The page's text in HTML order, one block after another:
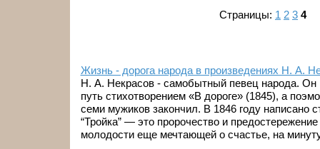
Страницы: 1 2 3 4
Жизнь - дорога народа в произведениях Н. А.
Н. А. Некрасов - самобытный певец народа. Он
путь стихотворением «В дороге» (1845), а
семи мужиков закончил. В 1846 году написано
“Тройка” — это пророчество и
молодости еще мечтающей о счастье, на